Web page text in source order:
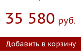
35 580 Руб.
Добавить в корзину